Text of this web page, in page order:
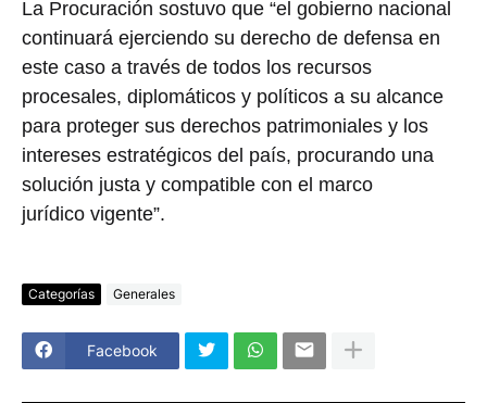
La Procuración sostuvo que “el gobierno nacional
continuará ejerciendo su derecho de defensa en
este caso a través de todos los recursos
procesales, diplomáticos y políticos a su alcance
para proteger sus derechos patrimoniales y los
intereses estratégicos del país, procurando una
solución justa y compatible con el marco
jurídico vigente”.
Categorías Generales
Facebook